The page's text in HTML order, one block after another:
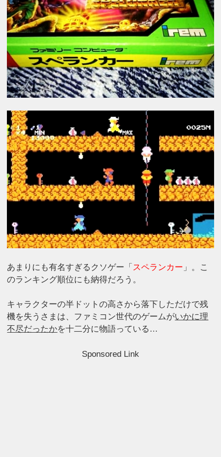
あまりにも有名すぎるクソゲー「 スペランカー 」。こ
のランキング順位にも納得だろう。
キャラクターの半ドットの高さから落下しただけで残
機を失うさまは、ファミコン世代のゲームがいかに理
不尽だったかを十二分に物語っている…
Sponsored Link